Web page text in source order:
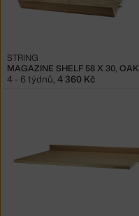
MAGAZINE SHELF 58 X 30, OAK
STRING
4 - 6 týdnů, 4 360 Kč